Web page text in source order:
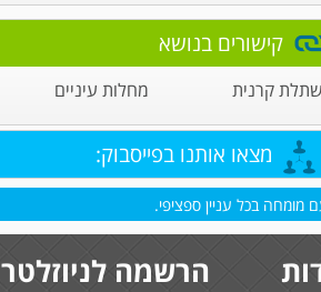
קישורים בנושא
קרנית מחלות עיניים
מצאו אותנו בפייסבוק:
מומחה בכל עניין ספציפי.
הרשמה לניוזלטר